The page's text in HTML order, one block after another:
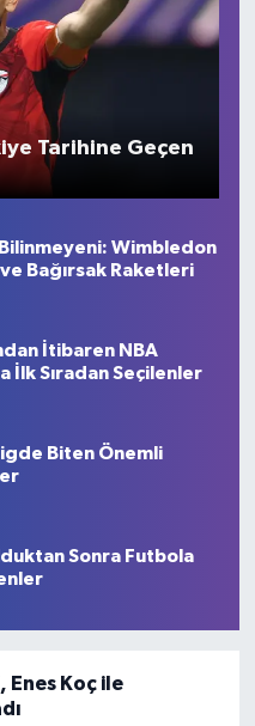
Tarihine Geçen
Wimbledon
ve Bağırsak Raketleri
İtibaren NBA
İlk Sıradan Seçilenler
Biten Önemli
Sonra Futbola
Enes Koç ile